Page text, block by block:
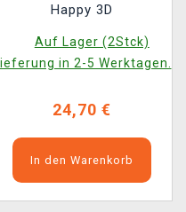
Happy 3D
Auf Lager (2Stck)
in 2-5 Werktagen.
24,70 €
In den Warenkorb